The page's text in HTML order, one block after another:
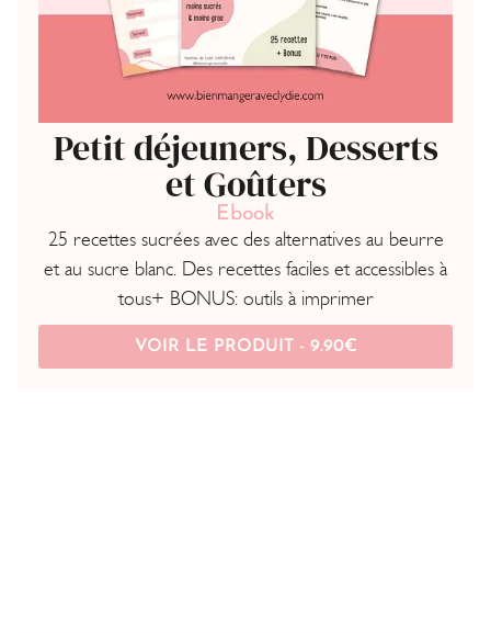
Petit déjeuners, Desserts
et Goûters
Ebook
25 recettes sucrées avec des alternatives au beurre
et au sucre blanc. Des recettes faciles et accessibles à
tous+ BONUS: outils à imprimer
VOIR LE PRODUIT - 9.90€